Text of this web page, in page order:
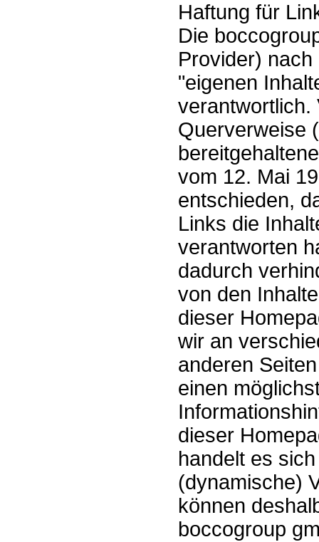
Haftung für
Die
Provider)
"eigenen
verantwortlich.
Querverweise
vom 12. Mai
entschieden,
Links die
verantworten
dadurch
von den
dieser
wir an
anderen
einen
dieser
handelt es
(dynamische)
können
boccogroup